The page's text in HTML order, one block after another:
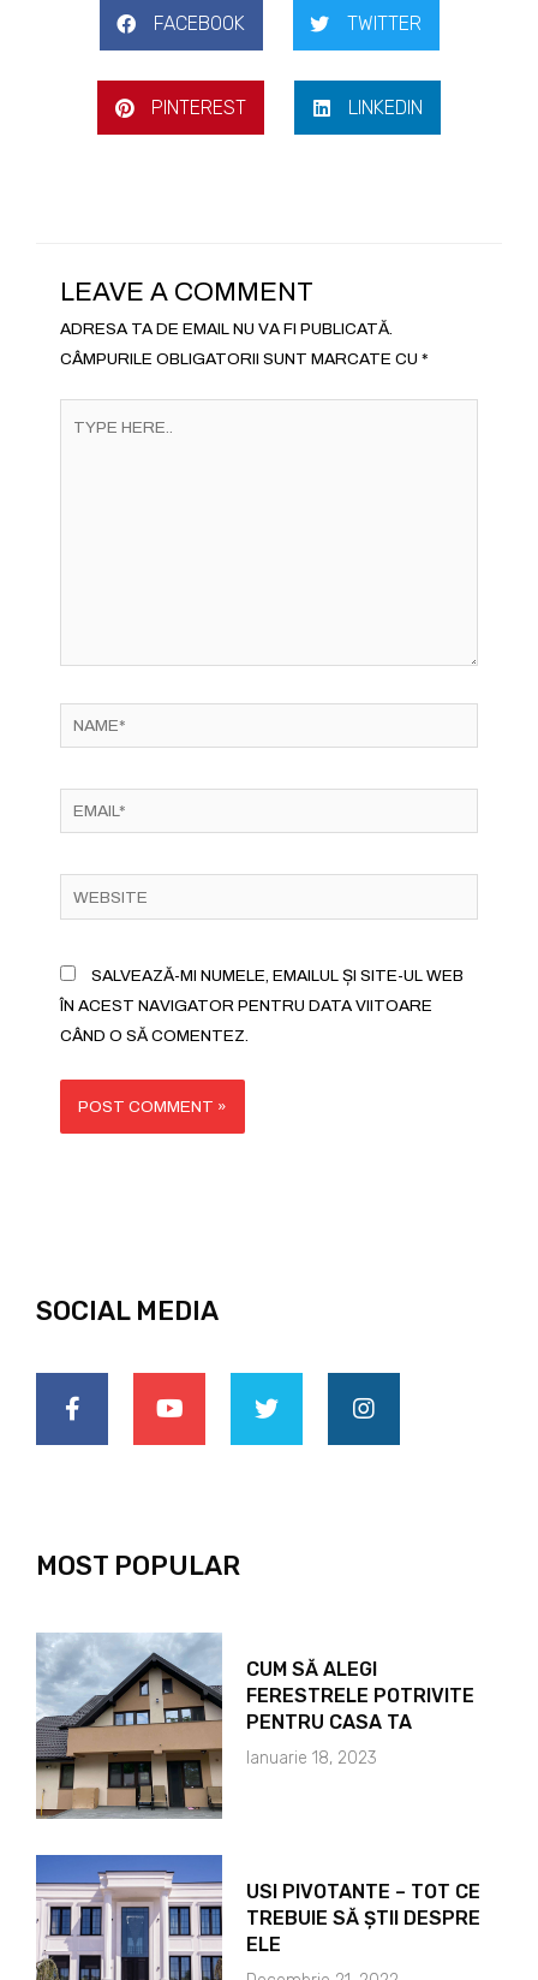
FACEBOOK TWITTER
PINTEREST LINKEDIN
LEAVE A COMMENT
ADRESA TA DE EMAIL NU VA FI PUBLICATĂ.
CÂMPURILE OBLIGATORII SUNT MARCATE CU *
SALVEAZĂ-MI NUMELE, EMAILUL ȘI SITE-UL WEB
ÎN ACEST NAVIGATOR PENTRU DATA VIITOARE
CÂND O SĂ COMENTEZ.
SOCIAL MEDIA
MOST POPULAR
CUM SĂ ALEGI
FERESTRELE POTRIVITE
PENTRU CASA TA
Ianuarie 18, 2023
USI PIVOTANTE – TOT CE
TREBUIE SĂ ȘTII DESPRE
ELE